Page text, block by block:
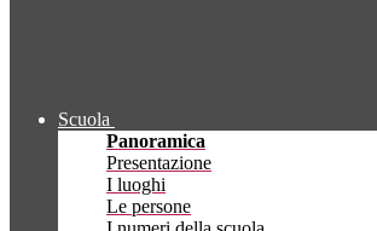
Scuola
Panoramica
Presentazione
I luoghi
Le persone